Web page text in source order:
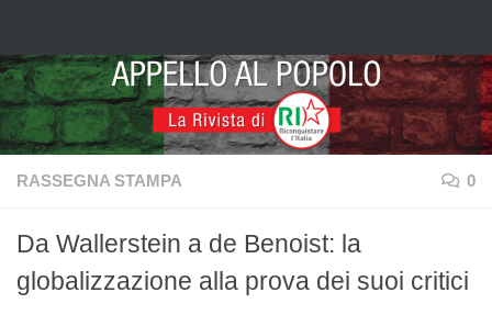
RASSEGNA STAMPA 0
Da Wallerstein a de Benoist: la
globalizzazione alla prova dei suoi critici